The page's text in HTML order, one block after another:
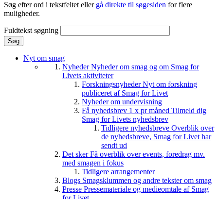
Søg efter ord i tekstfeltet eller gå direkte til søgesiden for flere
muligheder.
Fuldtekst søgning
Nyt om smag
NyhederNyheder om smag og om Smag for
Livets aktiviteter
ForskningsnyhederNyt om forskning
publiceret af Smag for Livet
Nyheder om undervisning
Få nyhedsbrev 1 x pr måned Tilmeld dig
Smag for Livets nyhedsbrev
Tidligere nyhedsbreve Overblik over
de nyhedsbreve, Smag for Livet har
sendt ud
Det skerFå overblik over events, foredrag mv.
med smagen i fokus
Tidligere arrangementer
Blogs Smagsklummen og andre tekster om smag
Presse Pressemateriale og medieomtale af Smag